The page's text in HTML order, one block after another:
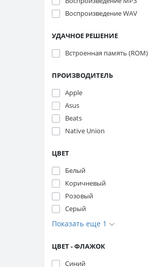
Роутеры и сетевое
оборудование
Сетевые адаптеры для
Флеш накопители
Воспроизведение WAV
УДАЧНОЕ РЕШЕНИЕ
Встроенная память (ROM)
ПРОИЗВОДИТЕЛЬ
Apple
Asus
Beats
Native Union
ЦВЕТ
Белый
Коричневый
Розовый
Серый
Показать еще 1
ЦВЕТ - ФЛАЖОК
Синий